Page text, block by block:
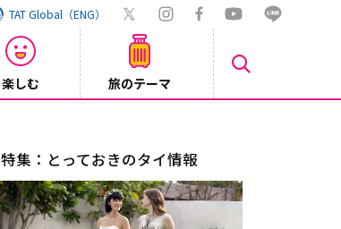
TAT Global（ENG）
楽しむ 旅のテーマ
特集：とっておきのタイ情報